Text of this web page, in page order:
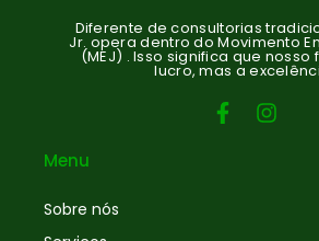
Diferente de consultorias
Jr. opera dentro do Movimento
(MEJ) . Isso significa que nosso
lucro, mas a
Menu
Sobre nós